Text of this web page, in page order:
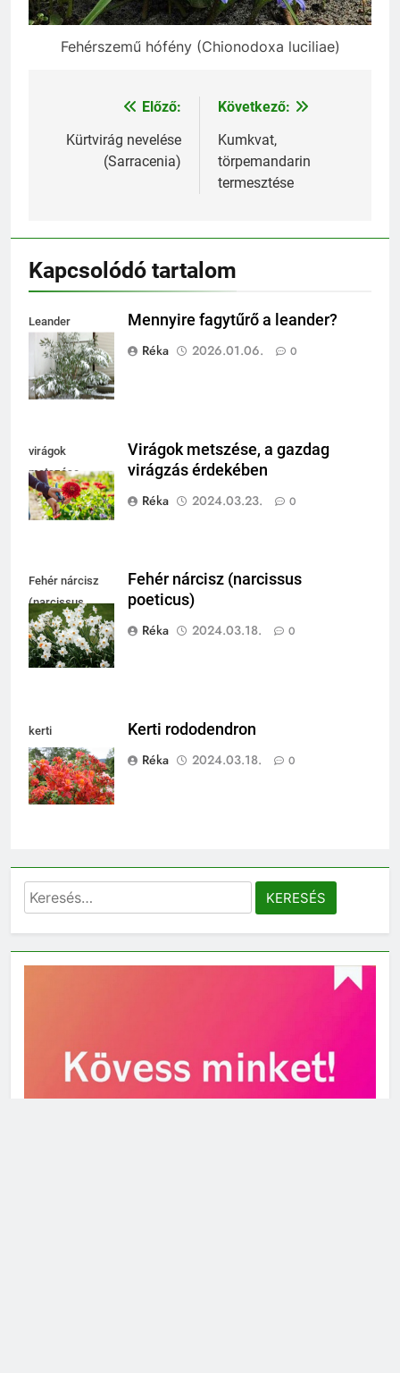
Fehérszemű hófény (Chionodoxa luciliae)
Bejegyzés
navigáció
Előző:
Kürtvirág nevelése
(Sarracenia)
Következő:
Kumkvat,
törpemandarin
termesztése
Kapcsolódó tartalom
Leander
fagytűrése
Mennyire fagytűrő a leander?
Réka
2026.01.06. 0
virágok
metszése
Virágok metszése, a gazdag
virágzás érdekében
Réka
2024.03.23. 0
Fehér nárcisz
(narcissus
poeticus)
Fehér nárcisz (narcissus
poeticus)
Réka
2024.03.18. 0
kerti
rododendron
Kerti rododendron
Réka
2024.03.18. 0
Keresés: